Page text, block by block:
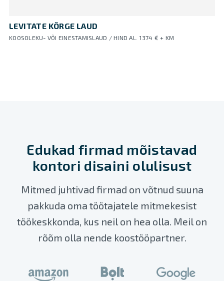
LEVITATE KÕRGE LAUD
KOOSOLEKU- VÕI EINESTAMISLAUD / HIND AL. 1374 € + KM
Edukad firmad mõistavad
kontori disaini olulisust
Mitmed juhtivad firmad on võtnud suuna
pakkuda oma töötajatele mitmekesist
töökeskkonda, kus neil on hea olla. Meil on
rõõm olla nende koostööpartner.